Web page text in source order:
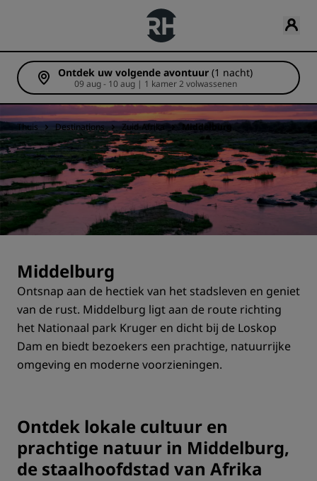
Ontdek uw volgende avontuur (1 nacht)
09 aug - 10 aug | 1 kamer 2 volwassenen
Thuis Destinations Zuid-Afrika Middelburg
Middelburg
Ontsnap aan de hectiek van het stadsleven en geniet
van de rust. Middelburg ligt aan de route richting
het Nationaal park Kruger en dicht bij de Loskop
Dam en biedt bezoekers een prachtige, natuurrijke
omgeving en moderne voorzieningen.
Ontdek lokale cultuur en
prachtige natuur in Middelburg,
de staalhoofdstad van Afrika